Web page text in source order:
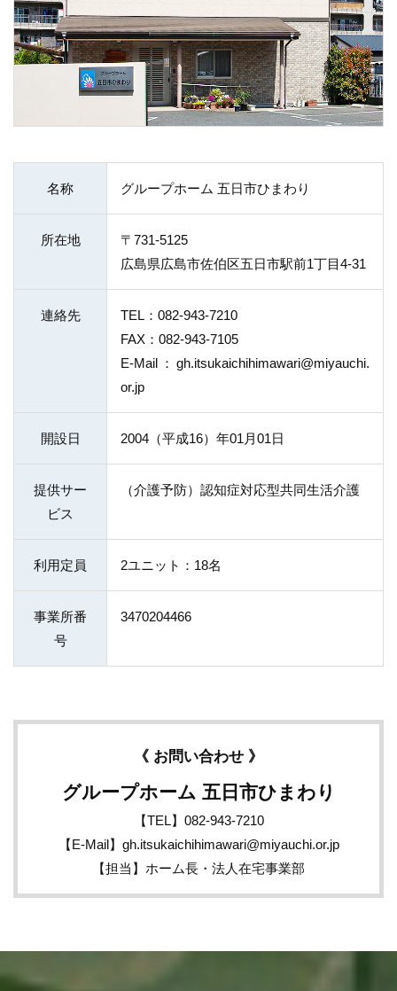
名称 グループホーム 五日市ひまわり
所在地
〒731-5125
広島県広島市佐伯区五日市駅前1丁目4-31
連絡先
TEL：082-943-7210
FAX：082-943-7105
E-Mail：gh.itsukaichihimawari@miyauchi.
or.jp
開設日 2004（平成16）年01月01日
提供サー
ビス
（介護予防）認知症対応型共同生活介護
利用定員 2ユニット：18名
事業所番
号
3470204466
《 お問い合わせ 》
グループホーム 五日市ひまわり
【TEL】082-943-7210
【E-Mail】gh.itsukaichihimawari@miyauchi.or.jp
【担当】ホーム長・法人在宅事業部